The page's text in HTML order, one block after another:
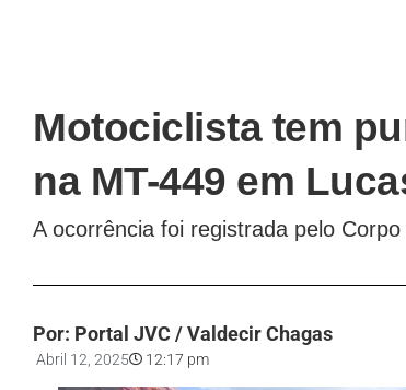
Motociclista tem
na MT-449 em
A ocorrência foi registrada pelo
Por: Portal JVC / Valdecir Chagas
Abril 12, 2025 12:17 pm